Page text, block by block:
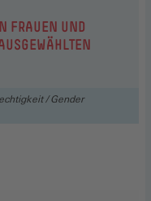
FRAUEN UND
/ Gender